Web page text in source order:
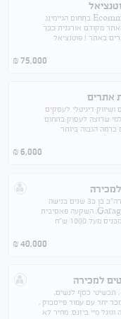
שלום לכולם, למכירה חנות Ecommerce בתחום הגיימינג
מקודם אורגנית כבר
מעל לכ-350 מוצרים באתר ! פוטנציאל
75,000
₪
אתרים
דיגיטלי לעסקים
שרוצה לעסוק בתחום
הגבוה ביותר
6,000
₪
למכירה
אתר אינטרנט מקודם אורגנית בארה”ב בן כ3 שנים בנישה
של תיקון דלתות מוסך-Garage Doors, השקעה פאסיבית
עם חברת ניהול שגובה 50%, היה מכניס מעל 1000 ש”ח
40,000
₪
למכירה
תכשיטי כסף לנשים,
יחד עם עמוד פייסבוק ,
מיי ביזנס. מחיר לא